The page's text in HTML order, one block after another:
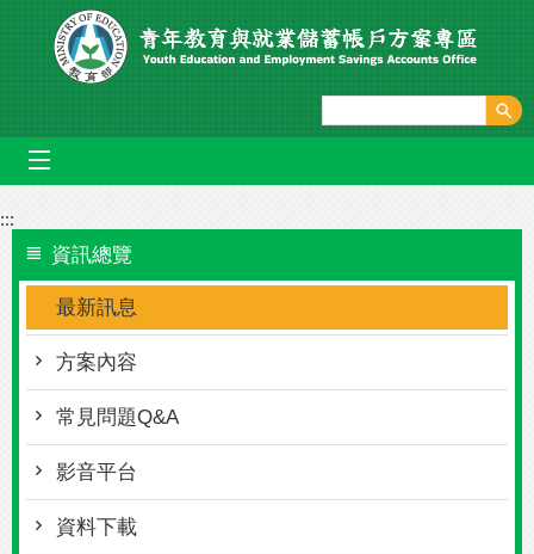
跳到主要內容區塊
:::
資訊總覽
最新訊息
方案內容
常見問題Q&A
影音平台
資料下載